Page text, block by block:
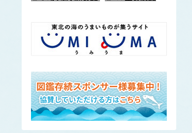
ウップルイノリ
うなぎ類
うに類
エゾバフンウニ
キタムラサキウニ
バフンウニ
ムラサキウニ
ウミタケ
うみへび類